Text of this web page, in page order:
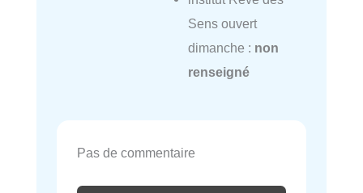
Sens ouvert
dimanche : non
renseigné
Pas de commentaire